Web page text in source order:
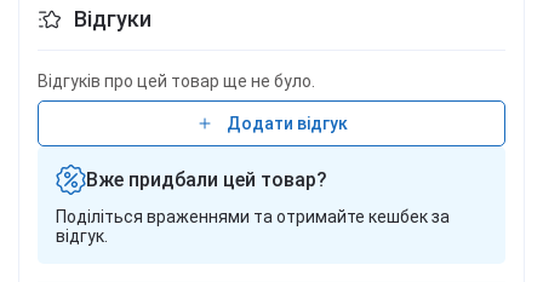
Відгуки
Відгуків про цей товар ще не було.
Додати відгук
Вже придбали цей товар?
Поділіться враженнями та отримайте кешбек за
відгук.